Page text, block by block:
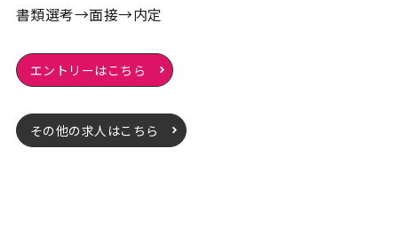
書類選考→面接→内定
エントリーはこちら
その他の求人はこちら